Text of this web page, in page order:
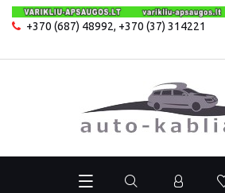
+370 (687) 48992, +370 (37) 314221